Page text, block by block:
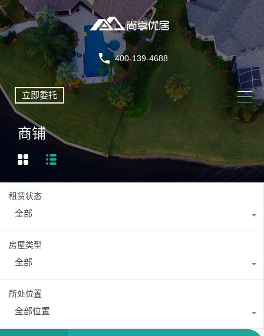
400-139-4688
立即委托
商铺
租赁状态
全部
房屋类型
全部
所处位置
全部位置